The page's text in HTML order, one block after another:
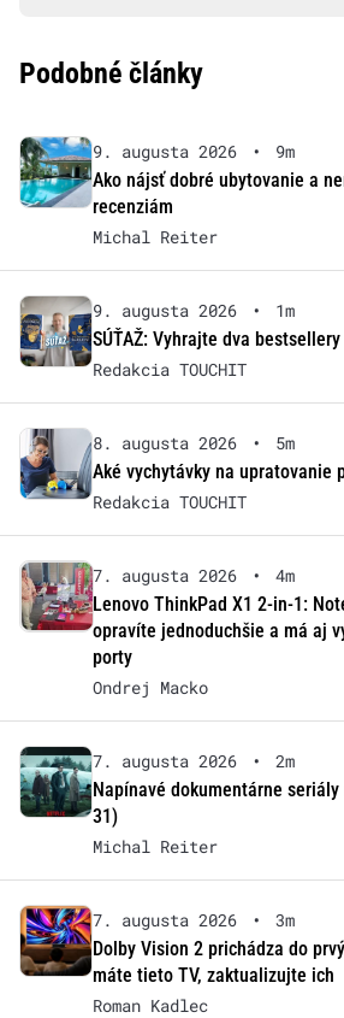
Podobné články
9. augusta 2026 •
9m
Ako nájsť dobré ubytovanie a
recenziám
Michal Reiter
9. augusta 2026 •
1m
SÚŤAŽ: Vyhrajte dva bestsellery
Redakcia TOUCHIT
8. augusta 2026 •
5m
Aké vychytávky na upratovanie
Redakcia TOUCHIT
7. augusta 2026 •
4m
Lenovo ThinkPad X1 2-in-1:
opravíte jednoduchšie a má aj
porty
Ondrej Macko
7. augusta 2026 •
2m
Napínavé dokumentárne
31)
Michal Reiter
7. augusta 2026 •
3m
Dolby Vision 2 prichádza do
máte tieto TV, zaktualizujte ich
Roman Kadlec